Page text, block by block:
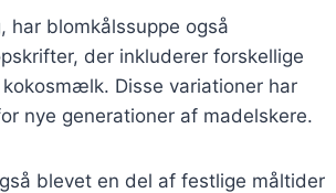
har blomkålssuppe også
der inkluderer forskellige
Disse variationer har
nye generationer af madelskere.
blevet en del af festlige måltider